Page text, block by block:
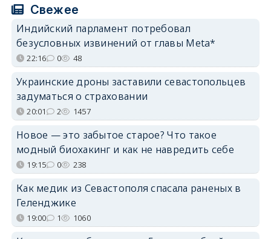
Свежее
Индийский парламент потребовал
безусловных извинений от главы Meta*
22:16 0 48
Украинские дроны заставили севастопольцев
задуматься о страховании
20:01 2 1457
Новое — это забытое старое? Что такое
модный биохакинг и как не навредить себе
19:15 0 238
Как медик из Севастополя спасала раненых в
Геленджике
19:00 1 1060